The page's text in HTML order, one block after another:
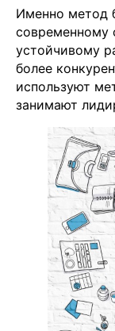
Именно метод
современному
устойчивому
более
используют
занимают